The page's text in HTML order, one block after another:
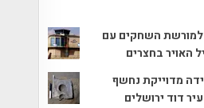
למורשת השחקים עם
האויר בחצרים
מדוייקת נחשף
דוד ירושלים